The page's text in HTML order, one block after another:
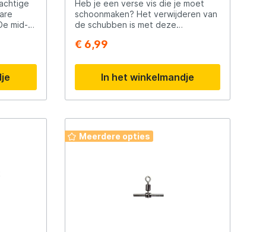
Scotty
Solar
Tasty Baits
Veltic Spinners
van
Goede
en
Heb je een verse vis die je moet
schoonmaken? Het verwijderen van
de schubben is met deze
gedaan. Dankzij de bescherming
vliegen. Daarbij is het geschikt voor
grote en kleine schubben.
€ 6,99
In het winkelmandje
Meerdere opties